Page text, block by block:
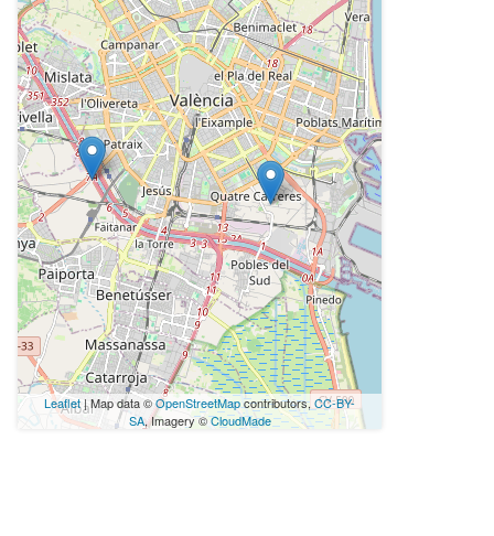
Leaflet| Map data ©OpenStreetMapcontributors, CC-BY-
SA, Imagery ©CloudMade